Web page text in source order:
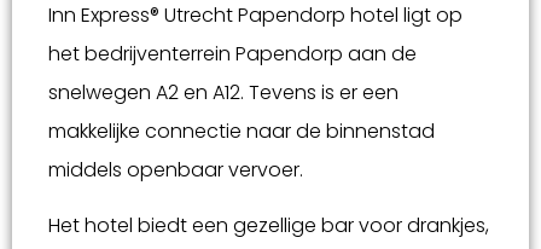
Inn Express® Utrecht Papendorp hotel ligt op
het bedrijventerrein Papendorp aan de
snelwegen A2 en A12. Tevens is er een
makkelijke connectie naar de binnenstad
middels openbaar vervoer.
Het hotel biedt een gezellige bar voor drankjes,